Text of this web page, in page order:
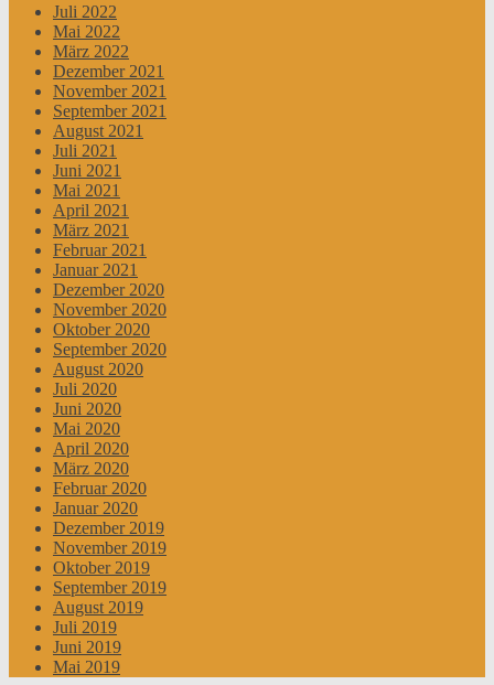
Juli 2022
Mai 2022
März 2022
Dezember 2021
November 2021
September 2021
August 2021
Juli 2021
Juni 2021
Mai 2021
April 2021
März 2021
Februar 2021
Januar 2021
Dezember 2020
November 2020
Oktober 2020
September 2020
August 2020
Juli 2020
Juni 2020
Mai 2020
April 2020
März 2020
Februar 2020
Januar 2020
Dezember 2019
November 2019
Oktober 2019
September 2019
August 2019
Juli 2019
Juni 2019
Mai 2019